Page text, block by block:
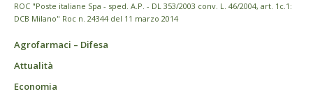
ROC "Poste italiane Spa - sped. A.P. - DL 353/2003 conv. L. 46/2004, art. 1c.1:
DCB Milano" Roc n. 24344 del 11 marzo 2014
Agrofarmaci – Difesa
Attualità
Economia